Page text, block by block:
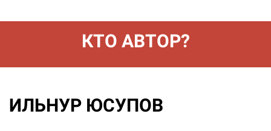
КТО АВТОР?
ИЛЬНУР ЮСУПОВ